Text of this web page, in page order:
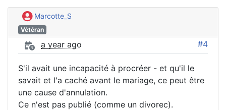
Marcotte_S
Vétéran
a year ago #4
S'il avait une incapacité à procréer - et qu'il le
savait et l'a caché avant le mariage, ce peut être
une cause d'annulation.
Ce n'est pas publié (comme un divorec).